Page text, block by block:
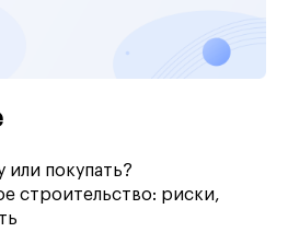
покупать?
строительство: риски,